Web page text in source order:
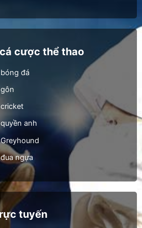
cược thể thao
đá
anh
ngựa
tuyến